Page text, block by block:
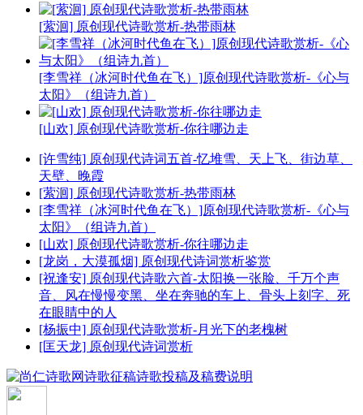
[萦洄] 原创现代诗歌赏析-热带雨林
[李雪祥（冰河时代鱼在飞）]原创现代诗歌赏析-《心与
太阳》（组诗九首）
[山欢] 原创现代诗歌赏析-你往哪边走
[许雪纯] 原创现代诗词五首-忆堆雪、天上飞、街边草、
天壁、晚霞
[萦洄] 原创现代诗歌赏析-热带雨林
[李雪祥（冰河时代鱼在飞）]原创现代诗歌赏析-《心与
太阳》（组诗九首）
[山欢] 原创现代诗歌赏析-你往哪边走
[龙岗，大漠孤烟] 原创现代诗词赏析鉴赏
[祝逢安] 原创现代诗歌六首-太阳换一张脸、千万个声
音、风在慢慢变黑、坐在奔驰的车上、骨头上刻字、死
在眼睛中的人
[杨振中] 原创现代诗歌赏析-月光下的老槐树
[匡天龙] 原创现代诗词赏析